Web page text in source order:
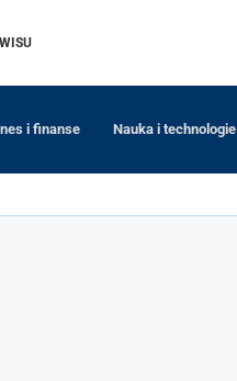
i finanse Nauka i technologie